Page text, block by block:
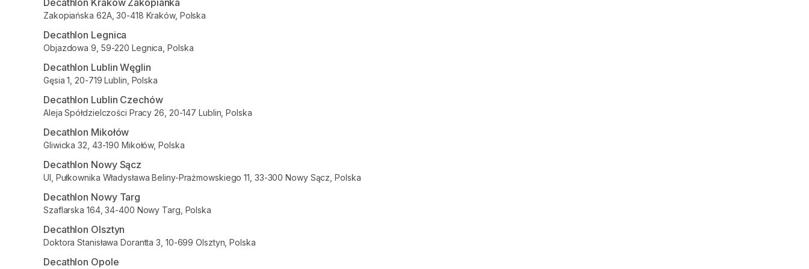
Decathlon Kraków Zakopianka
Zakopiańska 62A, 30-418 Kraków, Polska
Decathlon Legnica
Objazdowa 9, 59-220 Legnica, Polska
Decathlon Lublin Węglin
Gęsia 1, 20-719 Lublin, Polska
Decathlon Lublin Czechów
Aleja Spółdzielczości Pracy 26, 20-147 Lublin, Polska
Decathlon Mikołów
Gliwicka 32, 43-190 Mikołów, Polska
Decathlon Nowy Sącz
Ul, Pułkownika Władysława Beliny-Prażmowskiego 11, 33-300 Nowy Sącz, Polska
Decathlon Nowy Targ
Szaflarska 164, 34-400 Nowy Targ, Polska
Decathlon Olsztyn
Doktora Stanisława Dorantta 3, 10-699 Olsztyn, Polska
Decathlon Opole